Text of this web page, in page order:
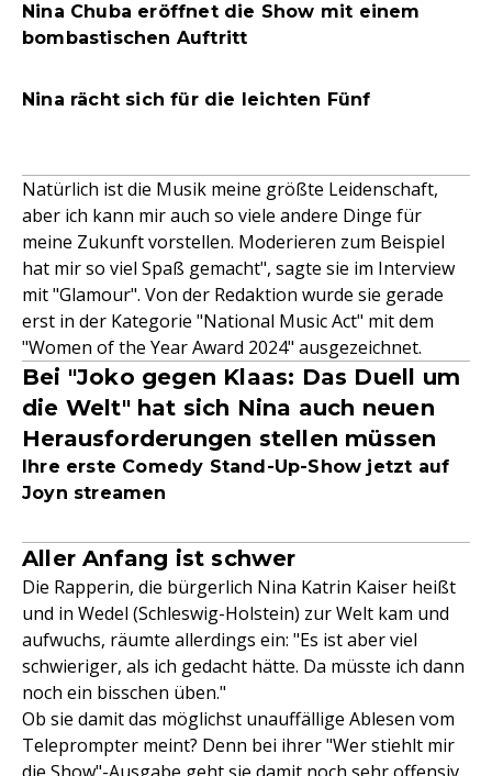
Nina Chuba eröffnet die Show mit einem
bombastischen Auftritt
Nina rächt sich für die leichten Fünf
Natürlich ist die Musik meine größte Leidenschaft,
aber ich kann mir auch so viele andere Dinge für
meine Zukunft vorstellen. Moderieren zum Beispiel
hat mir so viel Spaß gemacht", sagte sie im Interview
mit "Glamour". Von der Redaktion wurde sie gerade
erst in der Kategorie "National Music Act" mit dem
"Women of the Year Award 2024" ausgezeichnet.
Bei "Joko gegen Klaas: Das Duell um
die Welt" hat sich Nina auch neuen
Herausforderungen stellen müssen
Ihre erste Comedy Stand-Up-Show jetzt auf
Joyn streamen
Aller Anfang ist schwer
Die Rapperin, die bürgerlich Nina Katrin Kaiser heißt
und in Wedel (Schleswig-Holstein) zur Welt kam und
aufwuchs, räumte allerdings ein: "Es ist aber viel
schwieriger, als ich gedacht hätte. Da müsste ich dann
noch ein bisschen üben."
Ob sie damit das möglichst unauffällige Ablesen vom
Teleprompter meint? Denn bei ihrer "Wer stiehlt mir